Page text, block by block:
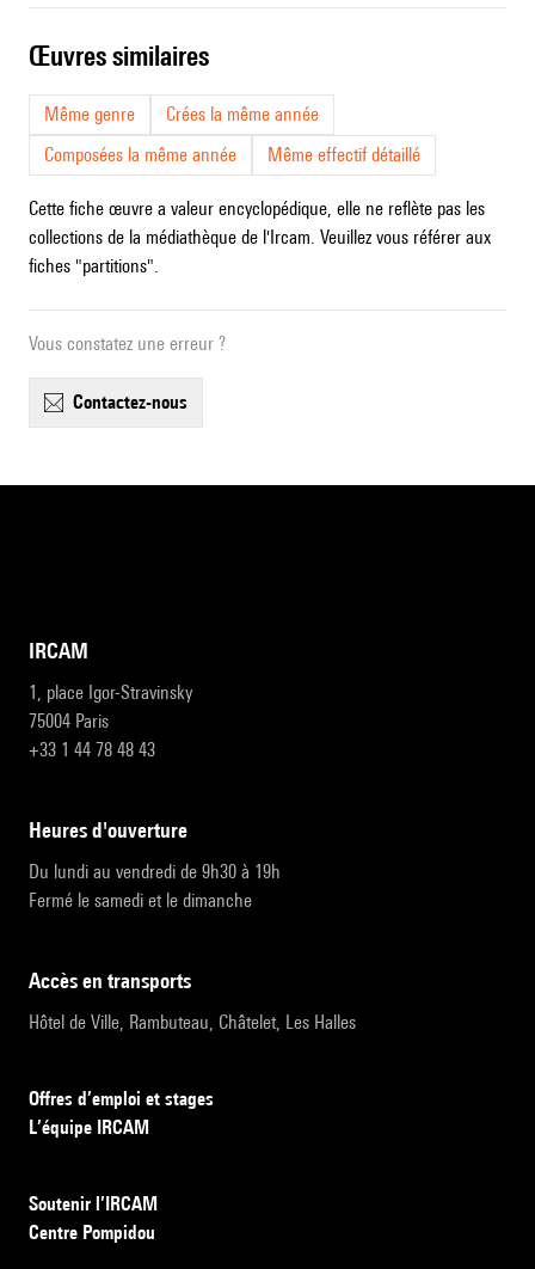
œuvres similaires
Même genre
Crées la même année
Composées la même année
Même effectif détaillé
Cette fiche œuvre a valeur encyclopédique, elle ne reflète pas les
collections de la médiathèque de l'Ircam. Veuillez vous référer aux
fiches "partitions".
Vous constatez une erreur ?
contactez-nous
IRCAM
1, place Igor-Stravinsky
75004 Paris
+33 1 44 78 48 43
heures d'ouverture
Du lundi au vendredi de 9h30 à 19h
Fermé le samedi et le dimanche
accès en transports
Hôtel de Ville, Rambuteau, Châtelet, Les Halles
Offres d’emploi et stages
L’équipe IRCAM
Soutenir l’IRCAM
Centre Pompidou